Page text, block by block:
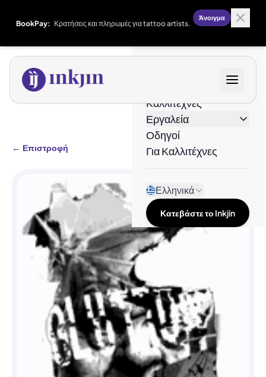
BookPay: Κρατήσεις και πληρωμές για tattoo artists.
Άνοιγμα
Καλλιτέχνες
Εργαλεία
Οδηγοί
Για Καλλιτέχνες
Ελληνικά
Κατεβάστε το Inkjin
← Επιστροφή